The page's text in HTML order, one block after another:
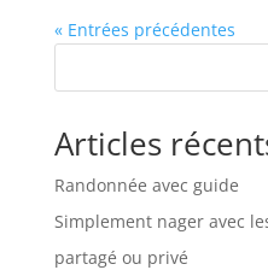
« Entrées précédentes
Articles
Randonnée avec guide
Simplement nager avec
partagé ou privé